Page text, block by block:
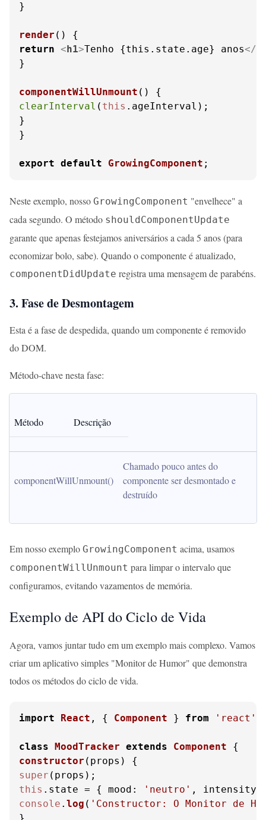
}
render (
return <h1>Tenho {this.state.age} anos</
}
componentWillUnmount (
clearInterval ( this . ageInterval );
}
}
export default GrowingComponent ;
Neste exemplo, nosso GrowingComponent "envelhece" a
cada segundo. O método shouldComponentUpdate
garante que apenas festejamos aniversários a cada 5 anos (para
economizar bolo, sabe). Quando o componente é atualizado,
componentDidUpdate registra uma mensagem de parabéns.
3. Fase de Desmontagem
Esta é a fase de despedida, quando um componente é removido
do DOM.
Método-chave nesta fase:
Método Descrição
componentWillUnmount()
Chamado pouco antes do
componente ser desmontado e
destruído
Em nosso exemplo GrowingComponent acima, usamos
componentWillUnmount para limpar o intervalo que
configuramos, evitando vazamentos de memória.
Exemplo de API do Ciclo de Vida
Agora, vamos juntar tudo em um exemplo mais complexo. Vamos
criar um aplicativo simples "Monitor de Humor" que demonstra
todos os métodos do ciclo de vida.
import React , { Component } from 'react'
class MoodTracker extends Component
constructor ( props
super
this . state = { mood : 'neutro' , intensity
console . log ( 'Constructor: O Monitor de